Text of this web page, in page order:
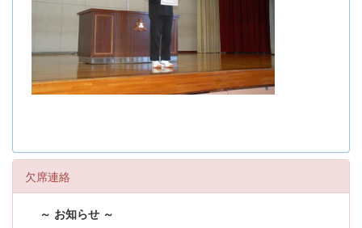
欠席連絡
～ お知らせ ～